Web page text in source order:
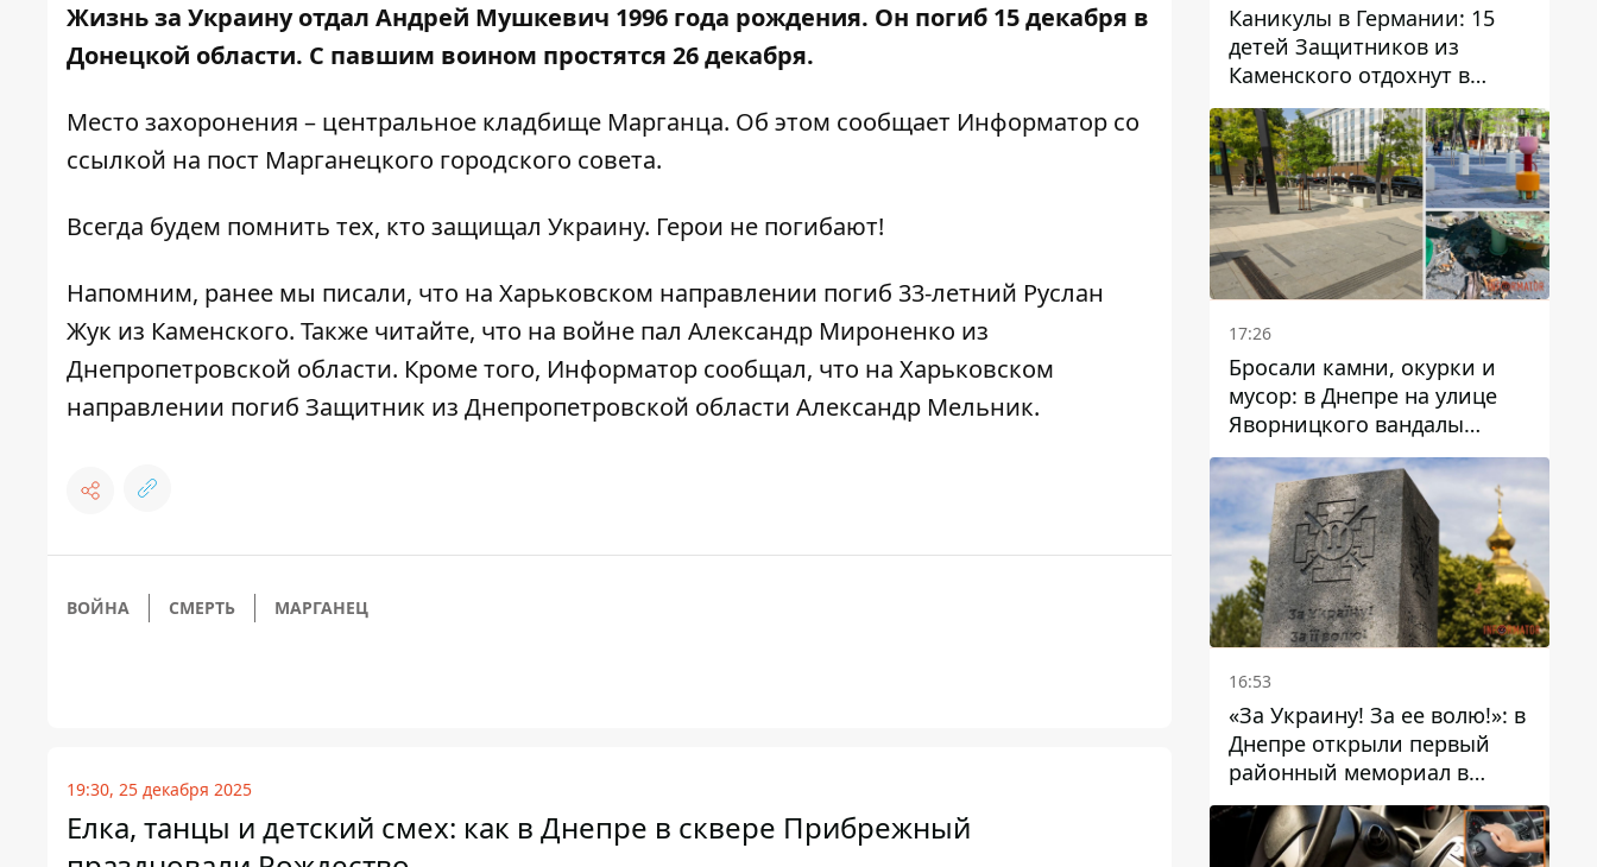
Жизнь за Украину отдал Андрей Мушкевич 1996 года рождения. Он погиб 15 декабря в
Донецкой области. С павшим воином простятся 26 декабря.
Место захоронения – центральное кладбище Марганца. Об этом сообщает Информатор со
ссылкой на пост Марганецкого городского совета.
Всегда будем помнить тех, кто защищал Украину. Герои не погибают!
Напомним, ранее мы писали, что на Харьковском направлении погиб 33-летний Руслан
Жук из Каменского. Также читайте, что на войне пал Александр Мироненко из
Днепропетровской области. Кроме того, Информатор сообщал, что на Харьковском
направлении погиб Защитник из Днепропетровской области Александр Мельник.
ВОЙНА СМЕРТЬ МАРГАНЕЦ
19:30, 25 декабря 2025
Елка, танцы и детский смех: как в Днепре в сквере Прибрежный
Каникулы в Германии: 15
детей Защитников из
Каменского отдохнут в
Вуппертале
17:26
Бросали камни, окурки и
мусор: в Днепре на улице
Яворницкого вандалы
повредили питьевые
фонтаны
16:53
«За Украину! За ее волю!»: в
Днепре открыли первый
районный мемориал в
честь погибших
Защитников